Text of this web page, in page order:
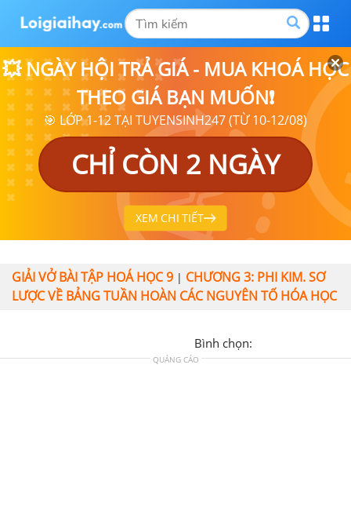
💥 NGÀY HỘI TRẢ GIÁ - MUA KHOÁ HỌC
THEO GIÁ BẠN MUỐN❗
🎯 LỚP 1-12 TẠI TUYENSINH247 (TỪ 10-12/08)
CHỈ CÒN 2 NGÀY
XEM CHI TIẾT
GIẢI VỞ BÀI TẬP HOÁ HỌC 9 | CHƯƠNG 3: PHI KIM. SƠ
LƯỢC VỀ BẢNG TUẦN HOÀN CÁC NGUYÊN TỐ HÓA HỌC
Bình chọn:
QUẢNG CÁO